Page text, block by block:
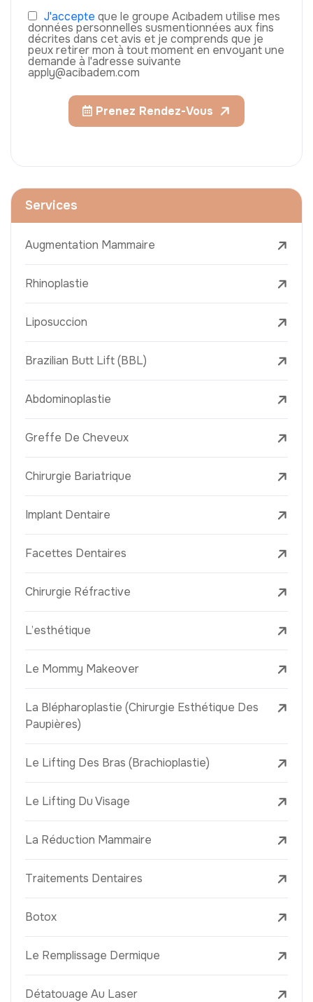
J'accepte que le groupe Acıbadem utilise mes
données personnelles susmentionnées aux fins
décrites dans cet avis et je comprends que je
peux retirer mon à tout moment en envoyant une
demande à l'adresse suivante
apply@acibadem.com
Prenez Rendez-Vous
Services
Augmentation Mammaire
Rhinoplastie
Liposuccion
Brazilian Butt Lift (BBL)
Abdominoplastie
Greffe De Cheveux
Chirurgie Bariatrique
Implant Dentaire
Facettes Dentaires
Chirurgie Réfractive
L’esthétique
Le Mommy Makeover
La Blépharoplastie (Chirurgie Esthétique Des
Paupières)
Le Lifting Des Bras (Brachioplastie)
Le Lifting Du Visage
La Réduction Mammaire
Traitements Dentaires
Botox
Le Remplissage Dermique
Détatouage Au Laser